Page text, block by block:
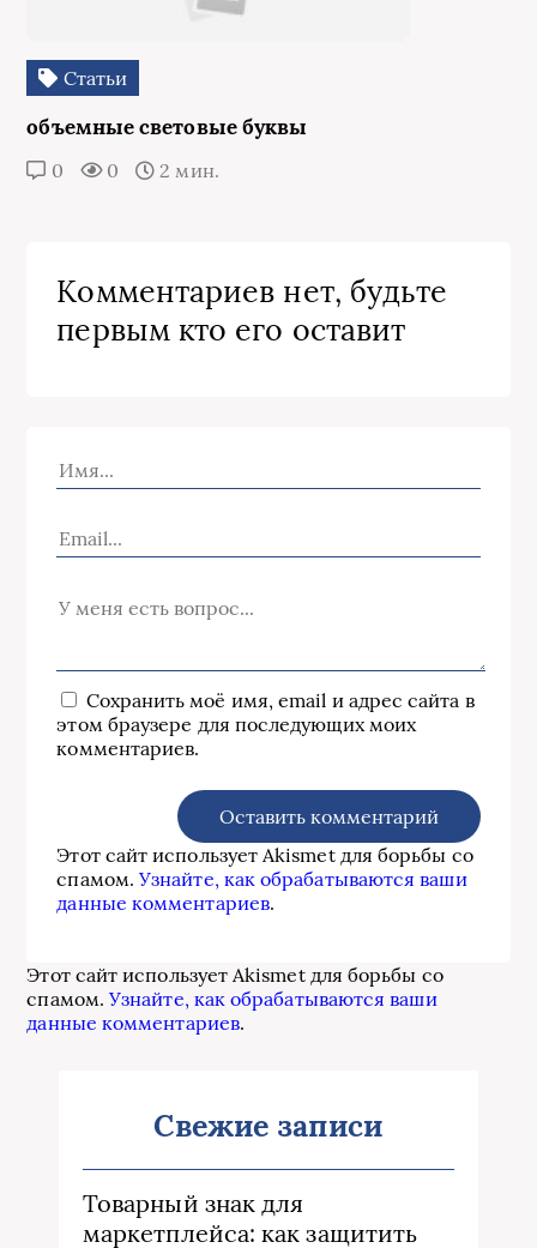
Статьи
объемные световые буквы
0 0 2 мин.
Комментариев нет, будьте
первым кто его оставит
Сохранить моё имя, email и адрес сайта в
этом браузере для последующих моих
комментариев.
Этот сайт использует Akismet для борьбы со
спамом.Узнайте, как обрабатываются ваши
данные комментариев.
Этот сайт использует Akismet для борьбы со
спамом.Узнайте, как обрабатываются ваши
данные комментариев.
Свежие записи
Товарный знак для
маркетплейса: как защитить